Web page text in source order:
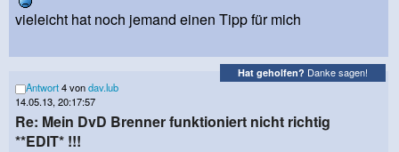
vieleicht hat noch jemand einen Tipp für mich
Hat geholfen? Danke sagen!
Antwort4 vondav.lub
14.05.13, 20:17:57
Re: Mein DvD Brenner funktioniert nicht richtig
**EDIT* !!!